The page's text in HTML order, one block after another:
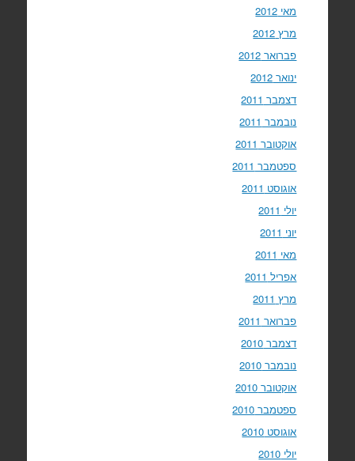
מאי 2012
מרץ 2012
פברואר 2012
ינואר 2012
דצמבר 2011
נובמבר 2011
אוקטובר 2011
ספטמבר 2011
אוגוסט 2011
יולי 2011
יוני 2011
מאי 2011
אפריל 2011
מרץ 2011
פברואר 2011
דצמבר 2010
נובמבר 2010
אוקטובר 2010
ספטמבר 2010
אוגוסט 2010
יולי 2010